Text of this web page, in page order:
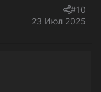
23 Июл 2025
#10